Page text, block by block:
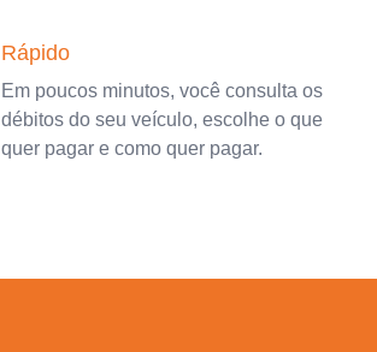
Rápido
Em poucos minutos, você consulta os
débitos do seu veículo, escolhe o que
quer pagar e como quer pagar.